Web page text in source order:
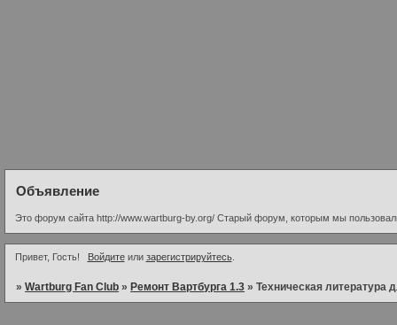
Объявление
Это форум сайта http://www.wartburg-by.org/ Старый форум, которым мы
Привет, Гость! Войдитеили зарегистрируйтесь.
»Wartburg Fan Club » Ремонт Вартбурга 1.3 »Техническая литература